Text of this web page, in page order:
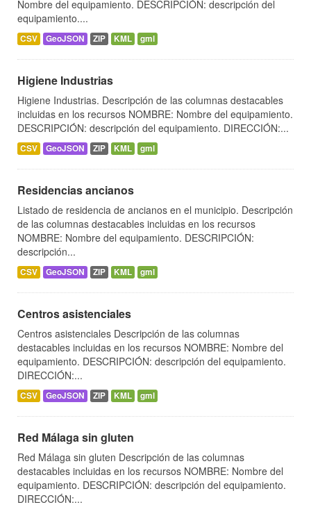
Nombre del equipamiento. DESCRIPCIÓN: descripción del
equipamiento....
CSV GeoJSON ZIP KML gml
Higiene Industrias
Higiene Industrias. Descripción de las columnas destacables
incluidas en los recursos NOMBRE: Nombre del equipamiento.
DESCRIPCIÓN: descripción del equipamiento. DIRECCIÓN:...
CSV GeoJSON ZIP KML gml
Residencias ancianos
Listado de residencia de ancianos en el municipio. Descripción
de las columnas destacables incluidas en los recursos
NOMBRE: Nombre del equipamiento. DESCRIPCIÓN:
descripción...
CSV GeoJSON ZIP KML gml
Centros asistenciales
Centros asistenciales Descripción de las columnas
destacables incluidas en los recursos NOMBRE: Nombre del
equipamiento. DESCRIPCIÓN: descripción del equipamiento.
DIRECCIÓN:...
CSV GeoJSON ZIP KML gml
Red Málaga sin gluten
Red Málaga sin gluten Descripción de las columnas
destacables incluidas en los recursos NOMBRE: Nombre del
equipamiento. DESCRIPCIÓN: descripción del equipamiento.
DIRECCIÓN:...